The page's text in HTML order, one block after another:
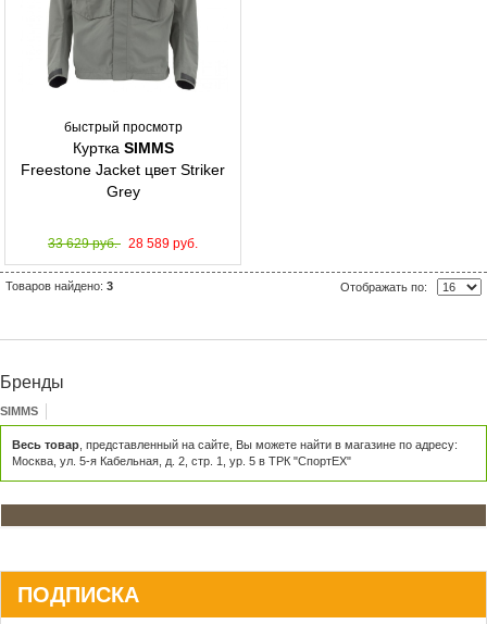
быстрый просмотр
Куртка SIMMS
Freestone Jacket цвет Striker
Grey
33 629 руб. 28 589 руб.
Товаров найдено: 3 Отображать по:
Бренды
SIMMS
Весь товар , представленный на сайте, Вы можете найти в магазине по адресу:
Москва, ул. 5-я Кабельная, д. 2, стр. 1, ур. 5 в ТРК "СпортЕХ"
ПОДПИСКА